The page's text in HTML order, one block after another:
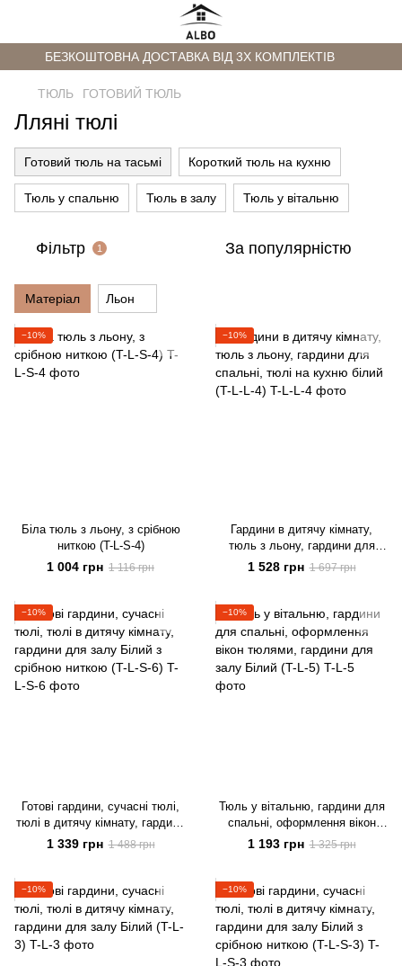
БЕЗКОШТОВНА ДОСТАВКА ВІД 3Х КОМПЛЕКТІВ
ТЮЛЬ ГОТОВИЙ ТЮЛЬ
Лляні тюлі
Готовий тюль на тасьмі Короткий тюль на кухню
Тюль у спальню Тюль в залу Тюль у вітальню
Фільтр 1 За популярністю
Матеріал Льон
−10%
Біла тюль з льону, з срібною
ниткою (T-L-S-4)
1 004 грн 1 116 грн
−10%
Гардини в дитячу кімнату,
тюль з льону, гардини для
спальні, тюлі на кухню білий
(T-L-L-4)
1 528 грн 1 697 грн
−10%
Готові гардини, сучасні тюлі,
тюлі в дитячу кімнату, гардини
для залу Білий з срібною
ниткою (T-L-S-6)
1 339 грн 1 488 грн
−10%
Тюль у вітальню, гардини для
спальні, оформлення вікон
тюлями, гардини для залу
Білий (T-L-5)
1 193 грн 1 325 грн
−10% −10%